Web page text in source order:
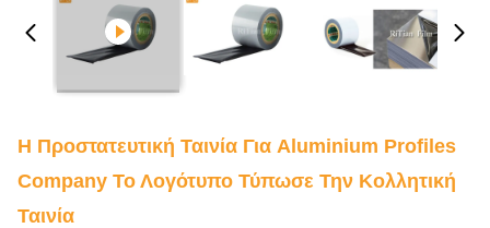
Η Προστατευτική Ταινία Για Aluminium Profiles
Company Το Λογότυπο Τύπωσε Την Κολλητική
Ταινία